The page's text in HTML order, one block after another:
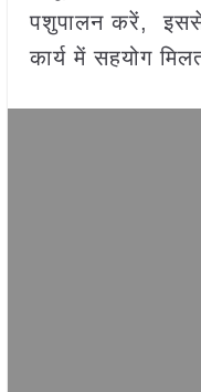
पशुपालन करें, इससे
कार्य में सहयोग